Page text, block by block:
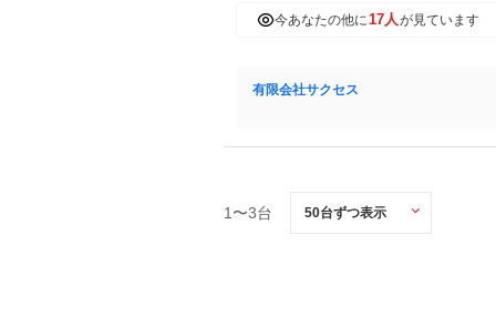
今あなたの他に17人が見ています
有限会社サクセス
1〜3台